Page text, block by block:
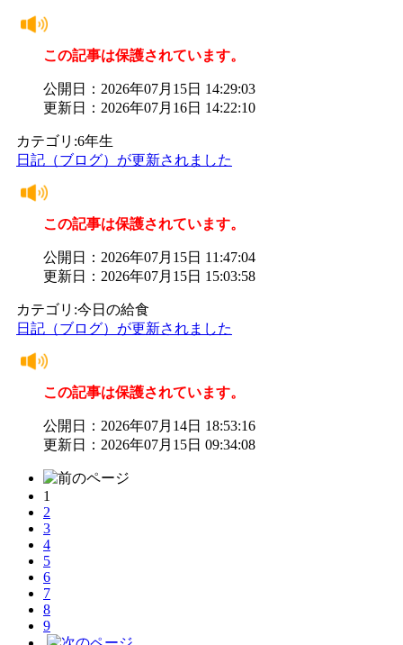
この記事は保護されています。
公開日：2026年07月15日 14:29:03
更新日：2026年07月16日 14:22:10
カテゴリ:6年生
日記（ブログ）が更新されました
この記事は保護されています。
公開日：2026年07月15日 11:47:04
更新日：2026年07月15日 15:03:58
カテゴリ:今日の給食
日記（ブログ）が更新されました
この記事は保護されています。
公開日：2026年07月14日 18:53:16
更新日：2026年07月15日 09:34:08
1
2
3
4
5
6
7
8
9